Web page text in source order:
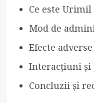
Ce este Urimil
Mod de
Efecte
Interacțiuni și
Concluzii și